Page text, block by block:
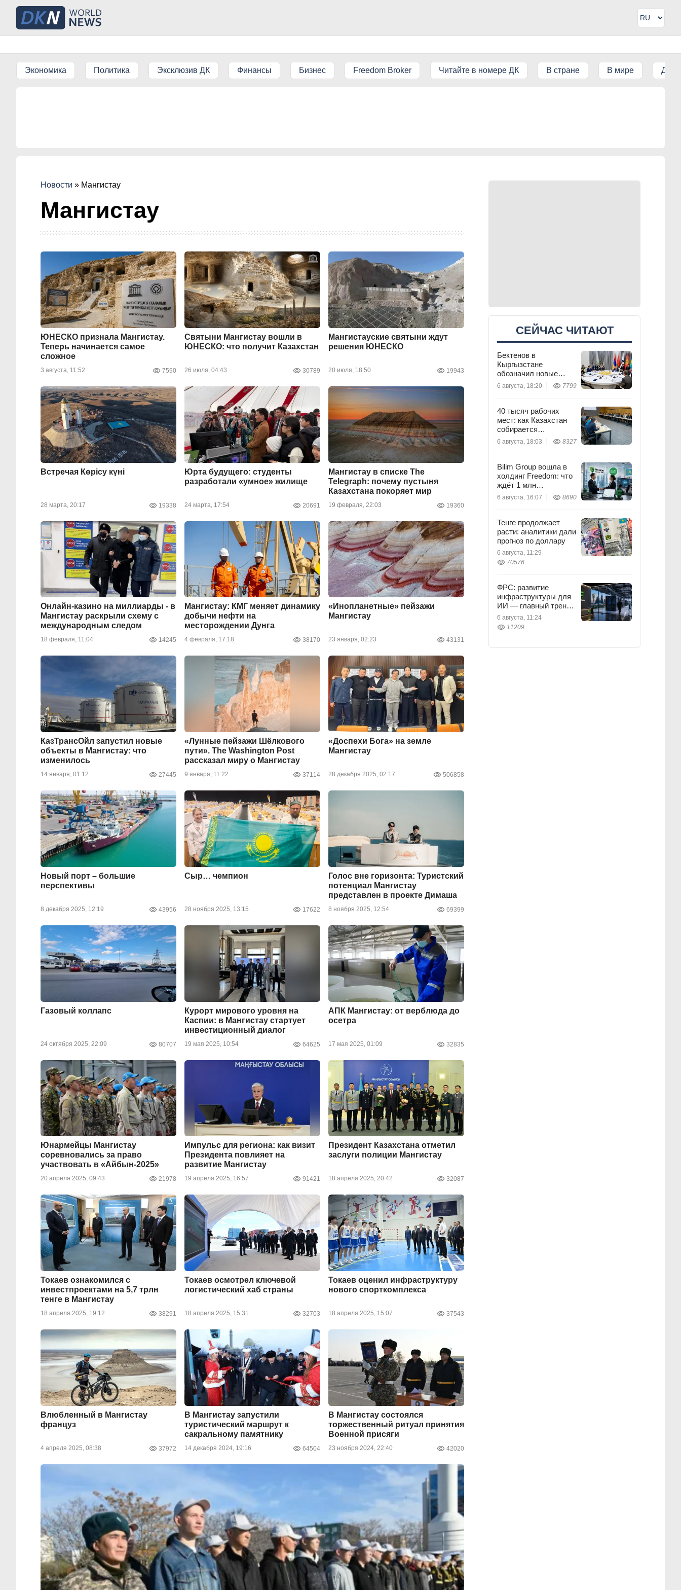
Экономика Политика Эксклюзив ДК Финансы Бизнес Freedom Broker Читайте в номере ДК В стране В мире ДК IT
Новости » Мангистау
Мангистау
ЮНЕСКО признала Мангистау.
Теперь начинается самое
сложное
3 августа, 11:52 7590
Святыни Мангистау вошли в
ЮНЕСКО: что получит Казахстан
26 июля, 04:43 30789
Мангистауские святыни ждут
решения ЮНЕСКО
20 июля, 18:50 19943
Встречая Көрісу күні
28 марта, 20:17 19338
Юрта будущего: студенты
разработали «умное» жилище
24 марта, 17:54 20691
Мангистау в списке The
Telegraph: почему пустыня
Казахстана покоряет мир
19 февраля, 22:03 19360
Онлайн-казино на миллиарды - в
Мангистау раскрыли схему с
международным следом
18 февраля, 11:04 14245
Мангистау: КМГ меняет динамику
добычи нефти на
месторождении Дунга
4 февраля, 17:18 38170
«Инопланетные» пейзажи
Мангистау
23 января, 02:23 43131
КазТрансОйл запустил новые
объекты в Мангистау: что
изменилось
14 января, 01:12 27445
«Лунные пейзажи Шёлкового
пути». The Washington Post
рассказал миру о Мангистау
9 января, 11:22 37114
«Доспехи Бога» на земле
Мангистау
28 декабря 2025, 02:17 506858
Новый порт – большие
перспективы
8 декабря 2025, 12:19 43956
Сыр… чемпион
28 ноября 2025, 13:15 17622
Голос вне горизонта: Туристский
потенциал Мангистау
представлен в проекте Димаша
8 ноября 2025, 12:54 69399
Газовый коллапс
24 октября 2025, 22:09 80707
Курорт мирового уровня на
Каспии: в Мангистау стартует
инвестиционный диалог
19 мая 2025, 10:54 64625
АПК Мангистау: от верблюда до
осетра
17 мая 2025, 01:09 32835
Юнармейцы Мангистау
соревновались за право
участвовать в «Айбын-2025»
20 апреля 2025, 09:43 21978
Импульс для региона: как визит
Президента повлияет на
развитие Мангистау
19 апреля 2025, 16:57 91421
Президент Казахстана отметил
заслуги полиции Мангистау
18 апреля 2025, 20:42 32087
Токаев ознакомился с
инвестпроектами на 5,7 трлн
тенге в Мангистау
18 апреля 2025, 19:12 38291
Токаев осмотрел ключевой
логистический хаб страны
18 апреля 2025, 15:31 32703
Токаев оценил инфраструктуру
нового спорткомплекса
18 апреля 2025, 15:07 37543
Влюбленный в Мангистау
француз
4 апреля 2025, 08:38 37972
В Мангистау запустили
туристический маршрут к
сакральному памятнику
14 декабря 2024, 19:16 64504
В Мангистау состоялся
торжественный ритуал принятия
Военной присяги
23 ноября 2024, 22:40 42020
СЕЙЧАС ЧИТАЮТ
Бектенов в
Кыргызстане
обозначил новые
приоритеты ЕАЭС
6 августа, 18:20 7799
40 тысяч рабочих
мест: как Казахстан
собирается
перезапустить легкую
промышленность
6 августа, 18:03 8327
Bilim Group вошла в
холдинг Freedom: что
ждёт 1 млн
пользователей
6 августа, 16:07 8690
Тенге продолжает
расти: аналитики дали
прогноз по доллару
6 августа, 11:29
70576
ФРС: развитие
инфраструктуры для
ИИ — главный тренд
мировой экономики.
Как в него
6 августа, 11:24
11209